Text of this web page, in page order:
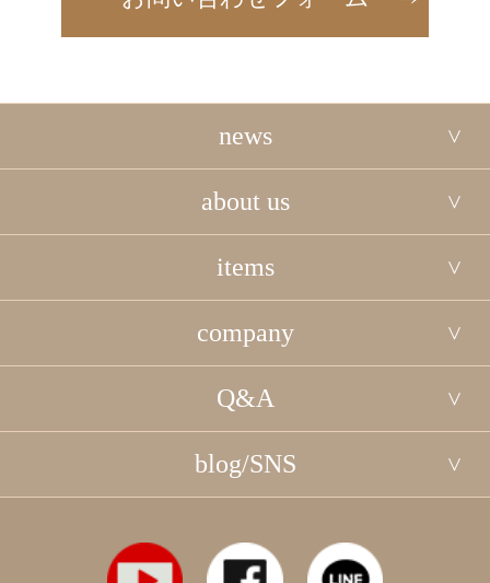
news
about us
items
company
Q&A
blog/SNS